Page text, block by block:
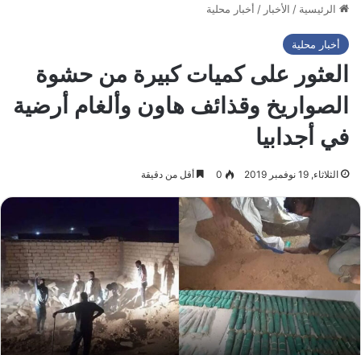
الرئيسية / الأخبار / أخبار محلية
أخبار محلية
العثور على كميات كبيرة من حشوة
الصواريخ وقذائف هاون وألغام أرضية
في أجدابيا
الثلاثاء, 19 نوفمبر 2019 0 أقل من دقيقة